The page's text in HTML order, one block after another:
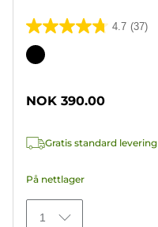
4.7 (37)
4.7
av
Fargekassett
NOK 390.00
Gratis standard levering
På nettlager
1